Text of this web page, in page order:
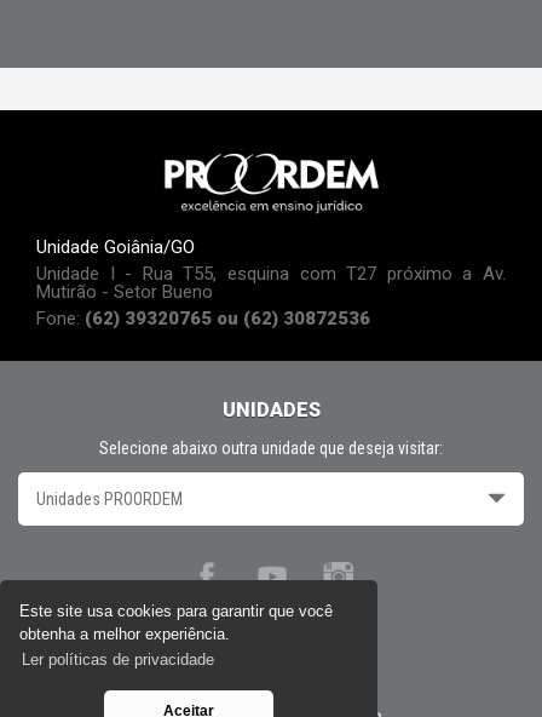
Este site usa cookies para garantir que você
obtenha a melhor experiência.
Ler políticas de privacidade
Aceitar
Unidade Goiânia/GO
Unidade I - Rua T55, esquina com T27 próximo a Av.
Mutirão - Setor Bueno
Fone: (62) 39320765 ou (62) 30872536
UNIDADES
Selecione abaixo outra unidade que deseja visitar:
Unidades PROORDEM
Políticas de privacidade